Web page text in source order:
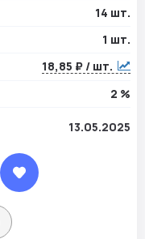
14 шт.
1 шт.
18,85 ₽ / шт.
2 %
13.05.2025